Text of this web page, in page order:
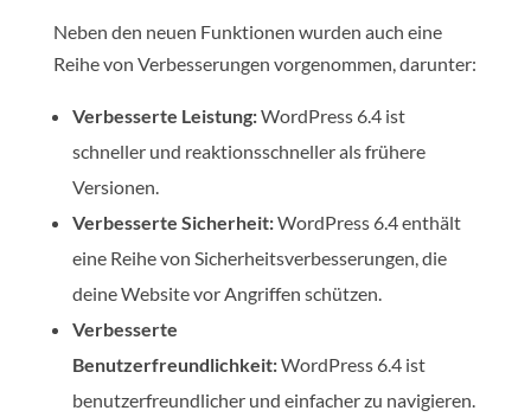
Neben den neuen Funktionen wurden auch eine
Reihe von Verbesserungen vorgenommen, darunter:
Verbesserte Leistung:WordPress 6.4 ist
schneller und reaktionsschneller als frühere
Versionen.
Verbesserte Sicherheit:WordPress 6.4 enthält
eine Reihe von Sicherheitsverbesserungen, die
deine Website vor Angriffen schützen.
Verbesserte
Benutzerfreundlichkeit:WordPress 6.4 ist
benutzerfreundlicher und einfacher zu navigieren.